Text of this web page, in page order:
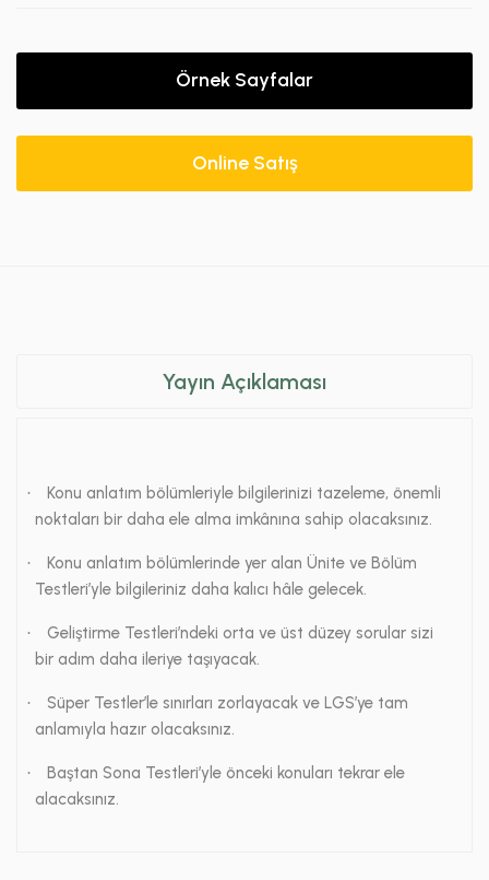
Örnek Sayfalar
Online Satış
Yayın Açıklaması
·
Konu anlatım bölümleriyle bilgilerinizi tazeleme, önemli
noktaları bir daha ele alma imkânına sahip olacaksınız.
·
Konu anlatım bölümlerinde yer alan Ünite ve Bölüm
Testleri’yle bilgileriniz daha kalıcı hâle gelecek.
·
Geliştirme Testleri’ndeki orta ve üst düzey sorular sizi
bir adım daha ileriye taşıyacak.
·
Süper Testler’le sınırları zorlayacak ve LGS’ye tam
anlamıyla hazır olacaksınız.
·
Baştan Sona Testleri’yle önceki konuları tekrar ele
alacaksınız.